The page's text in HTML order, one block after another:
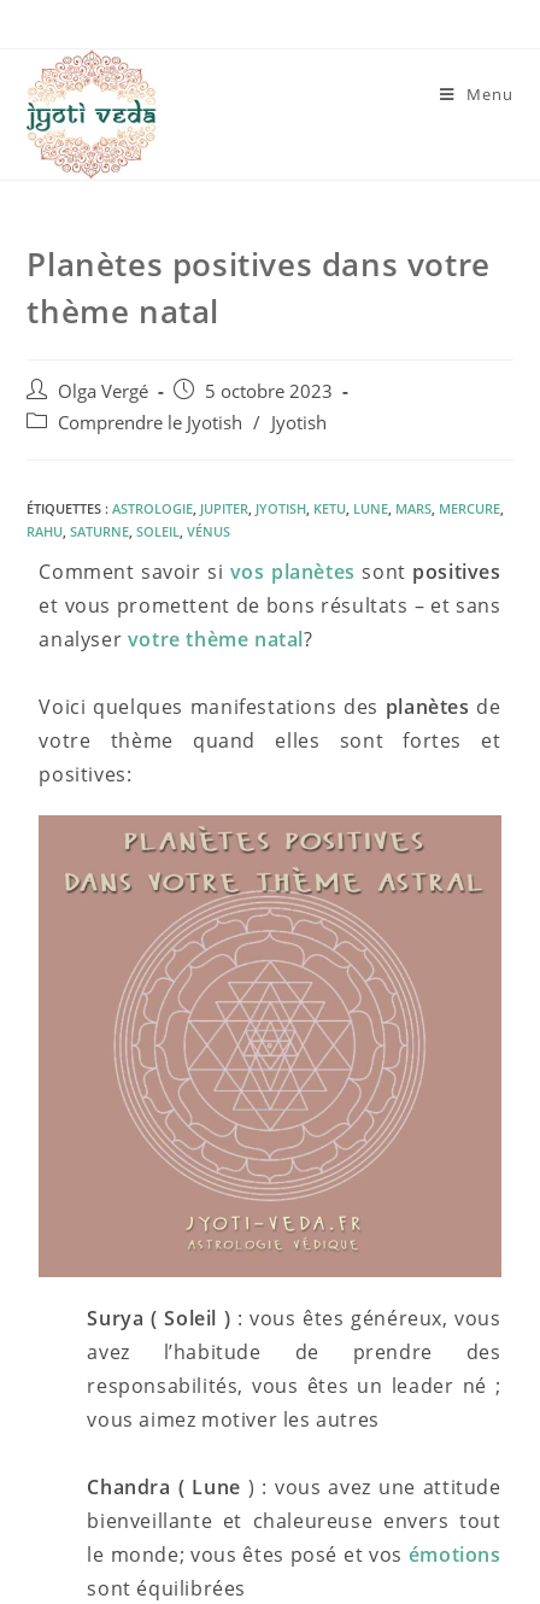
Menu
Planètes positives dans votre
thème natal
Olga Vergé
5 octobre 2023
Comprendre le Jyotish / Jyotish
ÉTIQUETTES :ASTROLOGIE, JUPITER, JYOTISH, KETU, LUNE, MARS, MERCURE,
RAHU, SATURNE, SOLEIL, VÉNUS
Comment savoir si vos planètes sont positives
et vous promettent de bons résultats – et sans
analyser votre thème natal?
Voici quelques manifestations des planètes de
votre thème quand elles sont fortes et
positives:
Surya ( Soleil ) : vous êtes généreux, vous
avez l’habitude de prendre des
responsabilités, vous êtes un leader né ;
vous aimez motiver les autres
Chandra ( Lune ) : vous avez une attitude
bienveillante et chaleureuse envers tout
le monde; vous êtes posé et vos émotions
sont équilibrées